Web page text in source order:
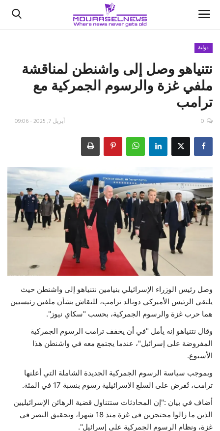
الأخبار
كتّابنا
السعودية
اقتصاد
رياضة
فيديو
دولية
نتنياهو وصل إلى واشنطن لمناقشة
ملفي غزة والرسوم الجمركية مع
ترامب
أبريل 7, 2025 - 09:06 0
وصل رئيس الوزراء الإسرائيلي بنيامين نتنياهو إلى واشنطن حيث
يلتقي الرئيس الأميركي دونالد ترامب، للنقاش بشأن ملفين رئيسيين
هما حرب غزة والرسوم الجمركية، بحسب "سكاي نيوز".
وقال نتنياهو إنه يأمل "في أن يخفف ترامب الرسوم الجمركية
المفروضة على إسرائيل"، عندما يجتمع معه في واشنطن هذا
الأسبوع.
وبموجب سياسة الرسوم الجمركية الجديدة الشاملة التي أعلنها
ترامب، تُفرض على السلع الإسرائيلية رسوم بنسبة 17 في المئة.
أضاف في بيان :"إن المحادثات ستتناول قضية الرهائن الإسرائيليين
الذين ما زالوا محتجزين في غزة منذ 18 شهرا، وتحقيق النصر في
غزة، ونظام الرسوم الجمركية على إسرائيل".